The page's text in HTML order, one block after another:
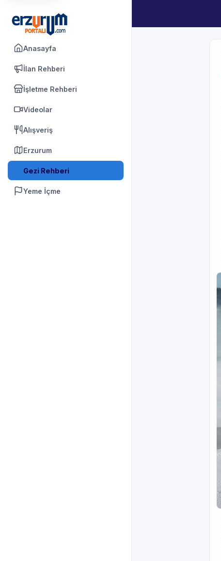
Anasayfa
İlan Rehberi
İşletme Rehberi
Videolar
Alışveriş
Erzurum
Gezi Rehberi
Yeme İçme